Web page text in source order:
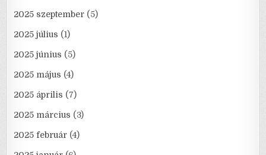
2025 szeptember (5)
2025 július (1)
2025 június (5)
2025 május (4)
2025 április (7)
2025 március (3)
2025 február (4)